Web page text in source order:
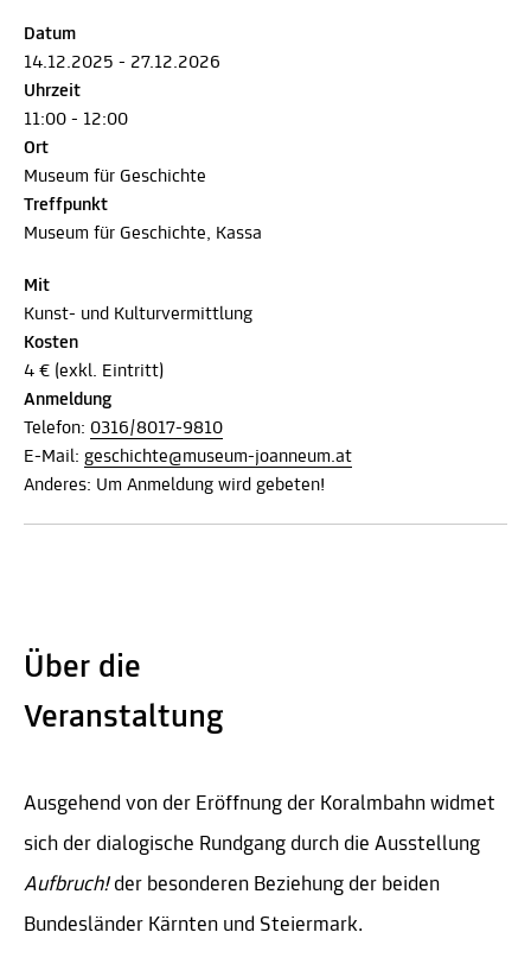
Datum
14.12.2025 - 27.12.2026
Uhrzeit
11:00 - 12:00
Ort
Museum für Geschichte
Treffpunkt
Museum für Geschichte, Kassa
Mit
Kunst- und Kulturvermittlung
Kosten
4 € (exkl. Eintritt)
Anmeldung
Telefon: 0316/8017-9810
E-Mail: geschichte@museum-joanneum.at
Anderes: Um Anmeldung wird gebeten!
Über die
Veranstaltung
Ausgehend von der Eröffnung der Koralmbahn widmet
sich der dialogische Rundgang durch die Ausstellung
Aufbruch! der besonderen Beziehung der beiden
Bundesländer Kärnten und Steiermark.